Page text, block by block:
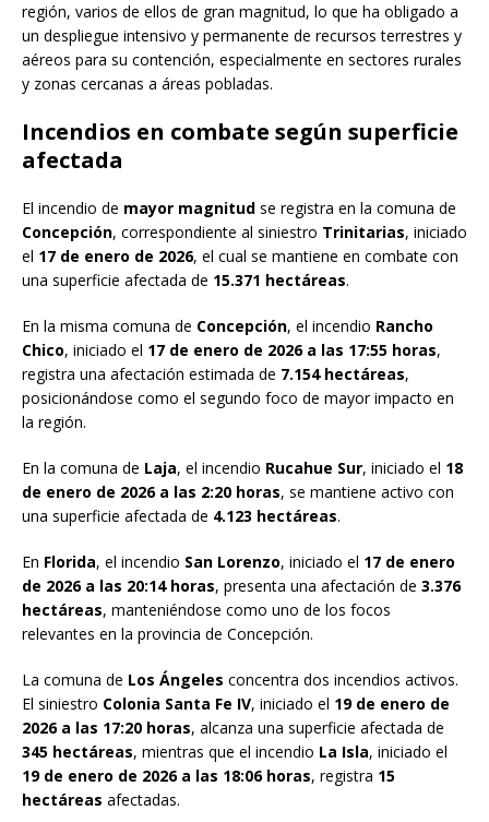
región, varios de ellos de gran magnitud, lo que ha obligado a
un despliegue intensivo y permanente de recursos terrestres y
aéreos para su contención, especialmente en sectores rurales
y zonas cercanas a áreas pobladas.
Incendios en combate según superficie
afectada
El incendio de mayor magnitud se registra en la comuna de
Concepción, correspondiente al siniestro Trinitarias, iniciado
el 17 de enero de 2026, el cual se mantiene en combate con
una superficie afectada de 15.371 hectáreas.
En la misma comuna de Concepción, el incendio Rancho
Chico, iniciado el 17 de enero de 2026 a las 17:55 horas,
registra una afectación estimada de 7.154 hectáreas,
posicionándose como el segundo foco de mayor impacto en
la región.
En la comuna de Laja, el incendio Rucahue Sur, iniciado el 18
de enero de 2026 a las 2:20 horas, se mantiene activo con
una superficie afectada de 4.123 hectáreas.
En Florida, el incendio San Lorenzo, iniciado el 17 de enero
de 2026 a las 20:14 horas, presenta una afectación de 3.376
hectáreas, manteniéndose como uno de los focos
relevantes en la provincia de Concepción.
La comuna de Los Ángeles concentra dos incendios activos.
El siniestro Colonia Santa Fe IV, iniciado el 19 de enero de
2026 a las 17:20 horas, alcanza una superficie afectada de
345 hectáreas, mientras que el incendio La Isla, iniciado el
19 de enero de 2026 a las 18:06 horas, registra 15
hectáreas afectadas.